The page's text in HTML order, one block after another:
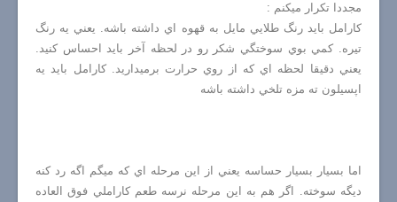
مجددا تكرار ميكنم :
كارامل بايد رنگ طلايي مايل به قهوه اي داشته باشه. يعني يه رنگ
تيره. كمي بوي سوختگي شكر رو در لحظه آخر بايد احساس كنيد.
يعني دقيقا لحظه اي كه از روي حرارت برميداريد. كارامل بايد يه
اپسيلون ته مزه تلخي داشته باشه
اما بسيار بسيار حساسه يعني از اين مرحله اي كه ميگم اگه رد كنه
ديگه سوخته. اگر هم به اين مرحله نرسه طعم كاراملي فوق العاده